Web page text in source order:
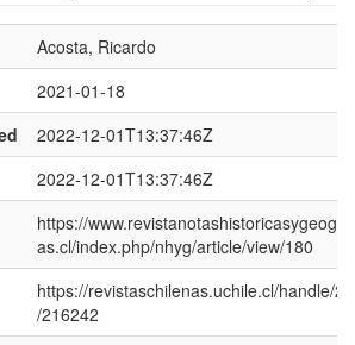
Acosta, Ricardo
2021-01-18
2022-12-01T13:37:46Z
2022-12-01T13:37:46Z
https://
as.cl/index.php/nhyg/article/view/180
https://revistaschilenas.uchile.cl/handle/
/216242